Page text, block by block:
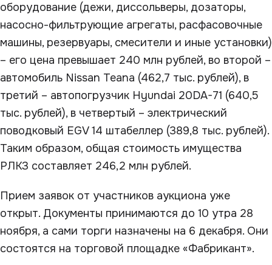
оборудование (дежи, диссольверы, дозаторы,
насосно-фильтрующие агрегаты, расфасовочные
машины, резервуары, смесители и иные установки)
– его цена превышает 240 млн рублей, во второй –
автомобиль Nissan Teana (462,7 тыс. рублей), в
третий – автопогрузчик Hyundai 20DA-71 (640,5
тыс. рублей), в четвертый – электрический
поводковый EGV 14 штабеллер (389,8 тыс. рублей).
Таким образом, общая стоимость имущества
РЛКЗ составляет 246,2 млн рублей.
Прием заявок от участников аукциона уже
открыт. Документы принимаются до 10 утра 28
ноября, а сами торги назначены на 6 декабря. Они
состоятся на торговой площадке «Фабрикант».